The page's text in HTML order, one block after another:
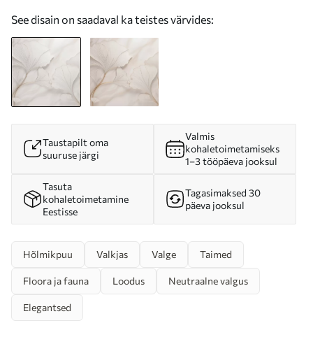
See disain on saadaval ka teistes värvides:
Taustapilt oma
suuruse järgi
Valmis
kohaletoimetamiseks
1–3 tööpäeva jooksul
Tasuta
kohaletoimetamine
Eestisse
Tagasimaksed 30
päeva jooksul
Hõlmikpuu Valkjas Valge Taimed
Floora ja fauna Loodus Neutraalne valgus
Elegantsed